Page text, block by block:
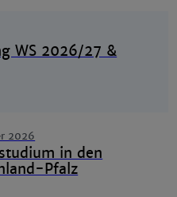
WS 2026/27 &
2026
in den
Pfalz